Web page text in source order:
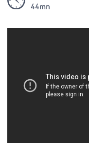
44mn